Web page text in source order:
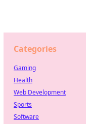
Categories
Gaming
Health
Web Development
Sports
Software